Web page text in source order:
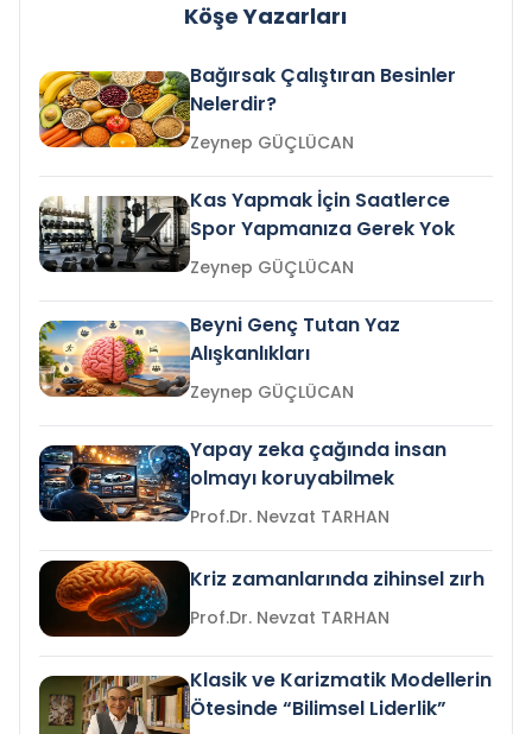
Köşe Yazarları
Bağırsak Çalıştıran Besinler
Nelerdir?
Zeynep GÜÇLÜCAN
Kas Yapmak İçin Saatlerce
Spor Yapmanıza Gerek Yok
Zeynep GÜÇLÜCAN
Beyni Genç Tutan Yaz
Alışkanlıkları
Zeynep GÜÇLÜCAN
Yapay zeka çağında insan
olmayı koruyabilmek
Prof.Dr. Nevzat TARHAN
Kriz zamanlarında zihinsel zırh
Prof.Dr. Nevzat TARHAN
Klasik ve Karizmatik Modellerin
Ötesinde “Bilimsel Liderlik”